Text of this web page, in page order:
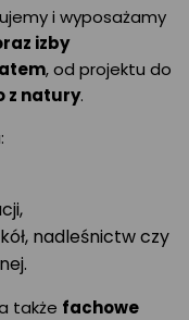
i wyposażamy
izby
, od projektu do
z natury.
nadleśnictw czy
także fachowe